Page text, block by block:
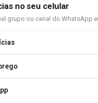
no seu celular
grupo ou canal do WhatsApp